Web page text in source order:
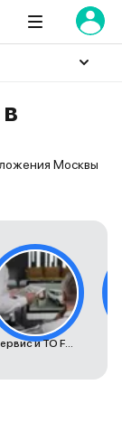
Москвы
Сервис и ТО Foton